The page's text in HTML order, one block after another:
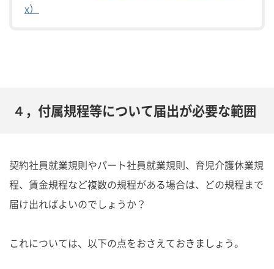
x）
４，付属規程等について届出が必要な範囲
契約社員就業規則やパート社員就業規則、育児介護休業規
程、賃金規程など複数の規程がある場合は、どの規程まで
届け出ればよいのでしょうか？
これについては、以下の点をおさえておきましょう。